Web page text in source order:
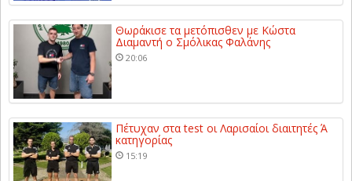
Θωράκισε τα μετόπισθεν με Κώστα
Διαμαντή ο Σμόλικας Φαλάνης
20:06
Πέτυχαν στα test οι Λαρισαίοι διαιτητές Ά
κατηγορίας
15:19